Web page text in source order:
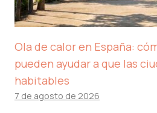
Ola de calor en España:
pueden ayudar a que las
habitables
7 de agosto de 2026